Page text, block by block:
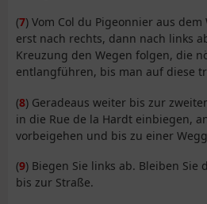
(7) Vom Col du Pigeonnier aus
erst nach rechts, dann nach links
Kreuzung den Wegen folgen, die
entlangführen, bis man auf diese
(8) Geradeaus weiter bis zur
in die Rue de la Hardt einbiegen,
vorbeigehen und bis zu einer
(9) Biegen Sie links ab. Bleiben Sie
bis zur Straße.